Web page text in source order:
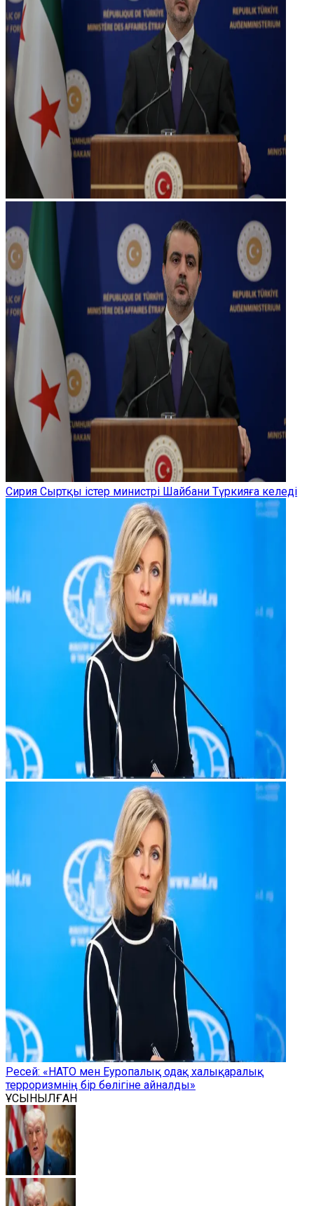
Сирия Сыртқы істер министрі Шайбани Түркияға келеді
Ресей: «НАТО мен Еуропалық одақ халықаралық
терроризмнің бір бөлігіне айналды»
ҰСЫНЫЛҒАН